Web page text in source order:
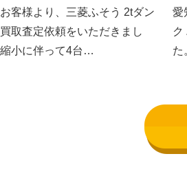
客様より、三菱ふそう 2tダン
取査定依頼をいただきまし
小に伴って4台…
愛
ク
た